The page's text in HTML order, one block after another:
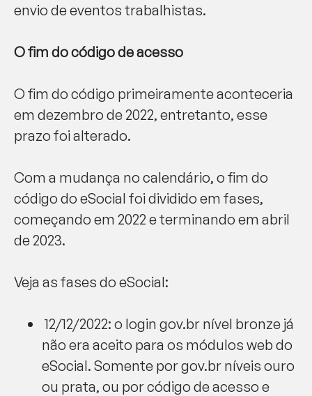
envio de eventos trabalhistas.
O fim do código de acesso
O fim do código primeiramente aconteceria
em dezembro de 2022, entretanto, esse
prazo foi alterado.
Com a mudança no calendário, o fim do
código do eSocial foi dividido em fases,
começando em 2022 e terminando em abril
de 2023.
Veja as fases do eSocial:
12/12/2022: o login gov.br nível bronze já
não era aceito para os módulos web do
eSocial. Somente por gov.br níveis ouro
ou prata, ou por código de acesso e